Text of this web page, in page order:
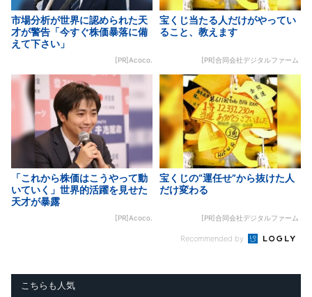
市場分析が世界に認められた天
才が警告「今すぐ株価暴落に備
えて下さい」
[PR]Acoco.
宝くじ当たる人だけがやってい
ること、教えます
[PR]合同会社デジタルファーム
「これから株価はこうやって動
いていく」世界的活躍を見せた
天才が暴露
[PR]Acoco.
宝くじの“運任せ”から抜けた人
だけ変わる
[PR]合同会社デジタルファーム
Recommended by
こちらも人気